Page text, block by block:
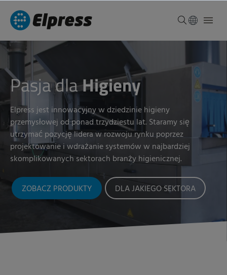
Pasja dlaHigieny
Elpress jest innowacyjny w dziedzinie higieny
przemysłowej od ponad trzydziestu lat. Staramy się
utrzymać pozycję lidera w rozwoju rynku poprzez
projektowanie i wdrażanie systemów w najbardziej
skomplikowanych sektorach branży higienicznej.
ZOBACZ PRODUKTY DLA JAKIEGO SEKTORA